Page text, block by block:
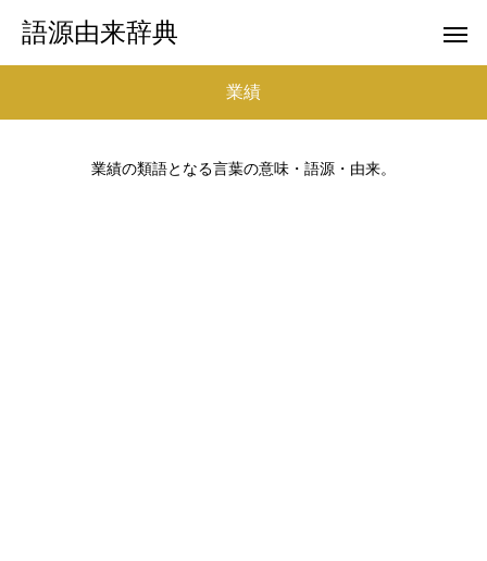
語源由来辞典
業績
業績の類語となる言葉の意味・語源・由来。